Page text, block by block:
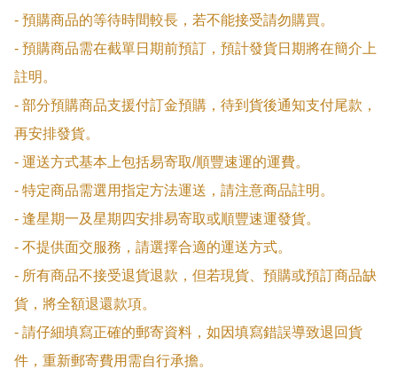
- 預購商品的等待時間較長，若不能接受請勿購買。
- 預購商品需在截單日期前預訂，預計發貨日期將在簡介上
註明。
- 部分預購商品支援付訂金預購，待到貨後通知支付尾款，
再安排發貨。
- 運送方式基本上包括易寄取/順豐速運的運費。
- 特定商品需選用指定方法運送，請注意商品註明。
- 逢星期一及星期四安排易寄取或順豐速運發貨。
- 不提供面交服務，請選擇合適的運送方式。
- 所有商品不接受退貨退款，但若現貨、預購或預訂商品缺
貨，將全額退還款項。
- 請仔細填寫正確的郵寄資料，如因填寫錯誤導致退回貨
件，重新郵寄費用需自行承擔。